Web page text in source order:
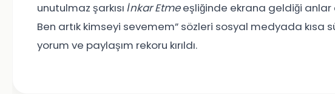
unutulmaz şarkısı İnkar Etmeeşliğinde ekrana geldiği anlar
Ben artık kimseyi sevemem” sözleri sosyal medyada
yorum ve paylaşım rekoru kırıldı.